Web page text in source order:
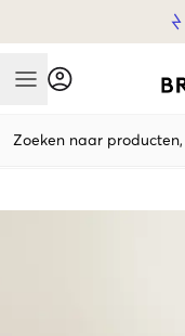
Mobile Menu
Zoeken naar